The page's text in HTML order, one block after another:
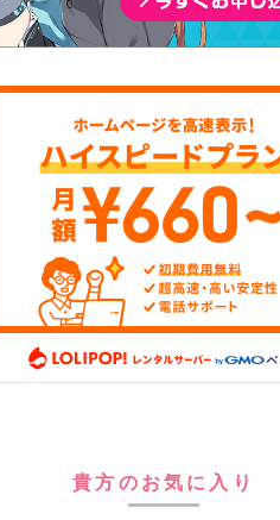
貴方のお気に入り